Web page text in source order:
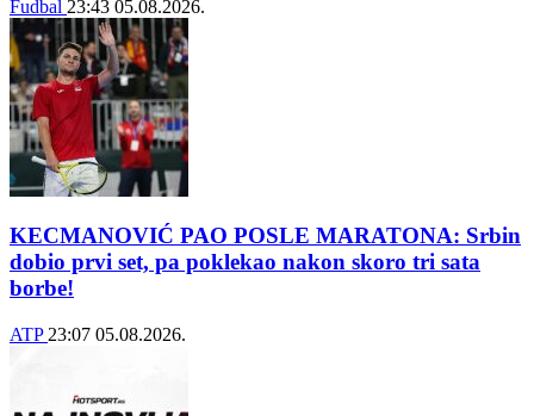
Fudbal 23:43 05.08.2026.
KECMANOVIĆ PAO POSLE MARATONA: Srbin
dobio prvi set, pa poklekao nakon skoro tri sata
borbe!
ATP 23:07 05.08.2026.